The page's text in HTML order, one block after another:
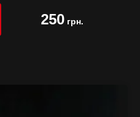
250грн.